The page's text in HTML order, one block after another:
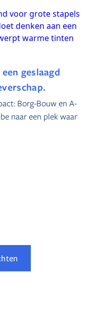
geslaagd
Borg-Bouw en A-
naar een plek waar